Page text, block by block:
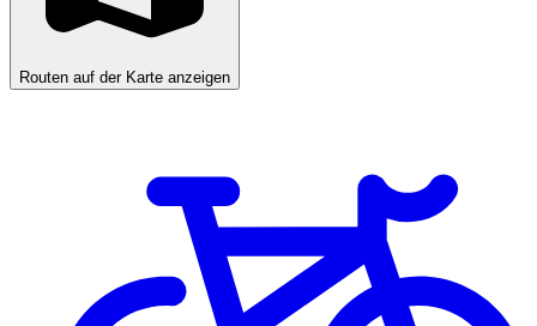
Routen auf der Karte anzeigen